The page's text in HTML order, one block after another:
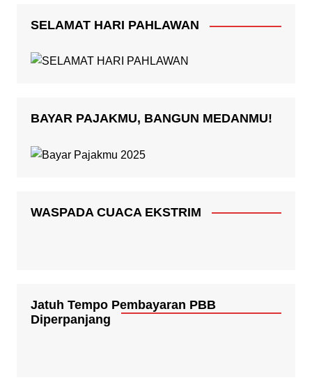
SELAMAT HARI PAHLAWAN
BAYAR PAJAKMU, BANGUN MEDANMU!
WASPADA CUACA EKSTRIM
Jatuh Tempo Pembayaran PBB
Diperpanjang